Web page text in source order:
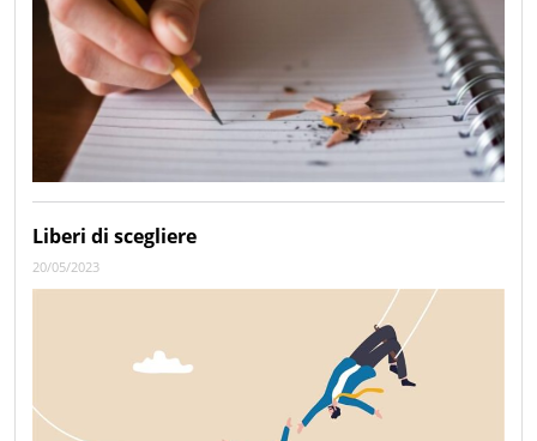
Liberi di scegliere
20/05/2023